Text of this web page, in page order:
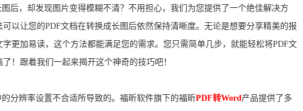
后，却发现图片变得模糊不清？不用担心，我们为您提供了一个绝佳解决方
以让您的PDF文档在转换成长图后依然保持清晰度。无论是想要分享精美的报
更加易读，这个方法都能满足您的需求。您只需简单几步，就能轻松将PDF文
！跟着我们一起来揭开这个神奇的技巧吧！
分辨率设置不合适所导致的。福昕软件旗下的福昕PDF转Word产品提供了多